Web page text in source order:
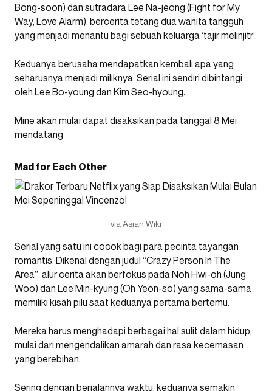
Bong-soon) dan sutradara Lee Na-jeong (Fight for My
Way, Love Alarm), bercerita tetang dua wanita tangguh
yang menjadi menantu bagi sebuah keluarga ‘tajir melinjitr’.
Keduanya berusaha mendapatkan kembali apa yang
seharusnya menjadi miliknya. Serial ini sendiri dibintangi
oleh Lee Bo-young dan Kim Seo-hyoung.
Mine akan mulai dapat disaksikan pada tanggal 8 Mei
mendatang
Mad for Each Other
via Asian Wiki
Serial yang satu ini cocok bagi para pecinta tayangan
romantis. Dikenal dengan judul “Crazy Person In The
Area”, alur cerita akan berfokus pada Noh Hwi-oh (Jung
Woo) dan Lee Min-kyung (Oh Yeon-so) yang sama-sama
memiliki kisah pilu saat keduanya pertama bertemu.
Mereka harus menghadapi berbagai hal sulit dalam hidup,
mulai dari mengendalikan amarah dan rasa kecemasan
yang berebihan.
Sering dengan berjalannya waktu, keduanya semakin